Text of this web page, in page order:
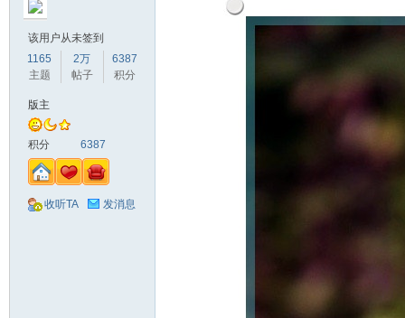
该用户从未签到
1165
主题
2万
帖子
6387
积分
版主
积分 6387
收听TA 发消息